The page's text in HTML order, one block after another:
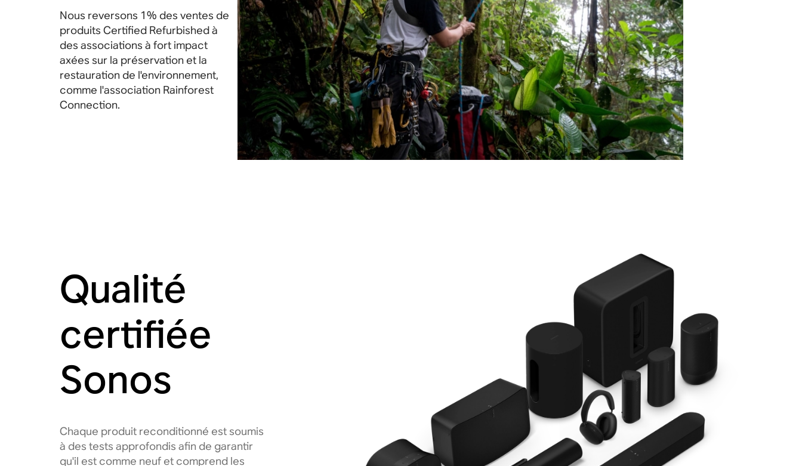
Nous reversons 1% des ventes de
produits Certified Refurbished à
des associations à fort impact
axées sur la préservation et la
restauration de l'environnement,
comme l'association Rainforest
Connection.
Qualité
certifiée
Sonos
Chaque produit reconditionné est soumis
à des tests approfondis afin de garantir
qu'il est comme neuf et comprend les